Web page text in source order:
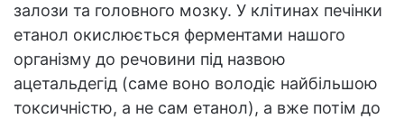
залози та головного мозку. У клітинах печінки
етанол окислюється ферментами нашого
організму до речовини під назвою
ацетальдегід (саме воно володіє найбільшою
токсичністю, а не сам етанол), а вже потім до